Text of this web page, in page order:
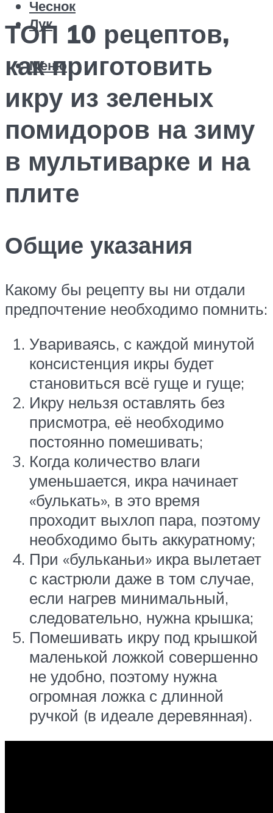
Чеснок
Лук
Меню
ТОП 10 рецептов,
как приготовить
икру из зеленых
помидоров на зиму
в мультиварке и на
плите
Общие указания
Какому бы рецепту вы ни отдали
предпочтение необходимо помнить:
Увариваясь, с каждой минутой
консистенция икры будет
становиться всё гуще и гуще;
Икру нельзя оставлять без
присмотра, её необходимо
постоянно помешивать;
Когда количество влаги
уменьшается, икра начинает
«булькать», в это время
проходит выхлоп пара, поэтому
необходимо быть аккуратному;
При «бульканьи» икра вылетает
с кастрюли даже в том случае,
если нагрев минимальный,
следовательно, нужна крышка;
Помешивать икру под крышкой
маленькой ложкой совершенно
не удобно, поэтому нужна
огромная ложка с длинной
ручкой (в идеале деревянная).